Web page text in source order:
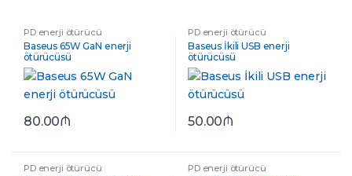
PD enerji ötürücü
Baseus 65W GaN enerji
ötürücüsü
80.00₼
PD enerji ötürücü
Baseus İkili USB enerji
ötürücüsü
50.00₼
PD enerji ötürücü PD enerji ötürücü